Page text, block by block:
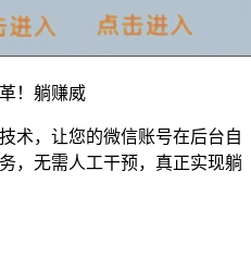
！躺赚威
术，让您的微信账号在后台自
，无需人工干预，真正实现躺